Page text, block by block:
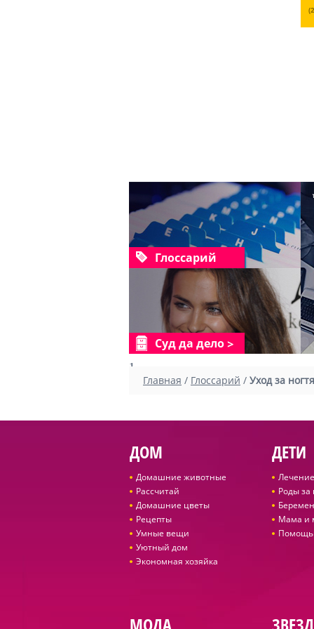
Глоссарий
Суд да дело
1
Главная / Глоссарий / Уход за
ДОМ
Домашние животные
Рассчитай
Домашние цветы
Рецепты
Умные вещи
Уютный дом
Экономная хозяйка
ДЕТИ
Роды за
Мама и
Помощь